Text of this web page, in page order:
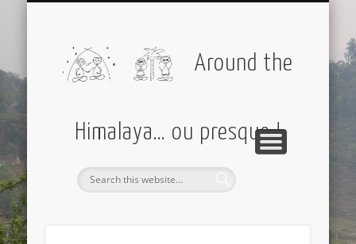
Around the
Himalaya… ou presque !